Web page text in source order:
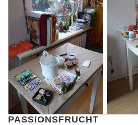
PASSIONSFRUCHT